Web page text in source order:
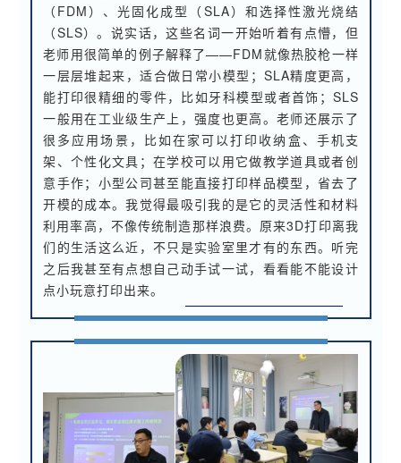
（FDM）、光固化成型（SLA）和选择性激光烧结
（SLS）。说实话，这些名词一开始听着有点懵，但
老师用很简单的例子解释了——FDM就像热胶枪一样
一层层堆起来，适合做日常小模型；SLA精度更高，
能打印很精细的零件，比如牙科模型或者首饰；SLS
一般用在工业级生产上，强度也更高。老师还展示了
很多应用场景，比如在家可以打印收纳盒、手机支
架、个性化文具；在学校可以用它做教学道具或者创
意手作；小型公司甚至能直接打印样品模型，省去了
开模的成本。我觉得最吸引我的是它的灵活性和材料
利用率高，不像传统制造那样浪费。原来3D打印离我
们的生活这么近，不只是实验室里才有的东西。听完
之后我甚至有点想自己动手试一试，看看能不能设计
点小玩意打印出来。